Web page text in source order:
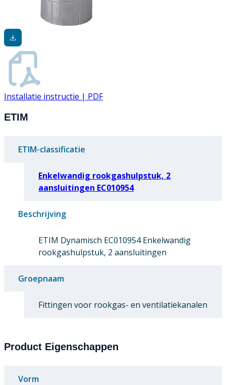
Installatie instructie | PDF
ETIM
ETIM-classificatie
Enkelwandig rookgashulpstuk, 2
aansluitingen EC010954
Beschrijving
ETIM Dynamisch EC010954 Enkelwandig
rookgashulpstuk, 2 aansluitingen
Groepnaam
Fittingen voor rookgas- en ventilatiekanalen
Product Eigenschappen
Vorm